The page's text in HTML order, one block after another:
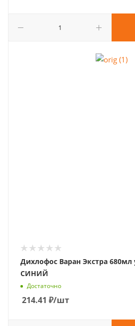
Дихлофос Варан Экстра
СИНИЙ
Достаточно
214.41 ₽/шт